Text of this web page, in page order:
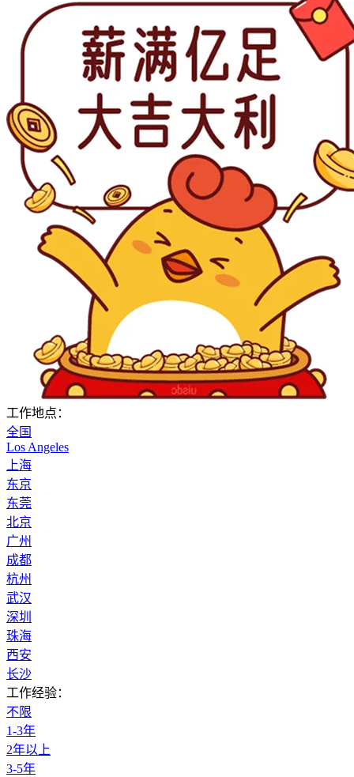
工作地点：
全国
Los Angeles
上海
东京
东莞
北京
广州
成都
杭州
武汉
深圳
珠海
西安
长沙
工作经验：
不限
1-3年
2年以上
3-5年